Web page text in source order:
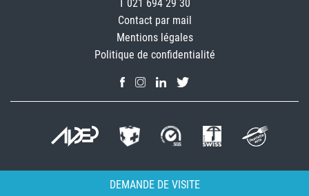
DEMANDE DE VISITE
T 021 694 29 30
Contact par mail
Mentions légales
Politique de confidentialité